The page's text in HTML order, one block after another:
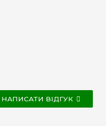
НАПИСАТИ ВІДГУК